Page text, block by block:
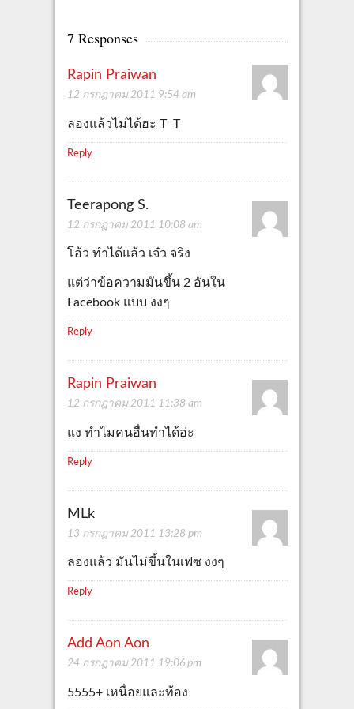
7 Responses
Rapin Praiwan
12 กรกฎาคม 2011 9:54 am
ลองแล้วไม่ได้ฮะ T T
Reply
Teerapong S.
12 กรกฎาคม 2011 10:08 am
โอ้ว ทำได้แล้ว เจ๋ว จริง
แต่ว่าข้อความมันขึ้น 2 อันใน
Facebook แบบ งงๆ
Reply
Rapin Praiwan
12 กรกฎาคม 2011 11:38 am
แง ทำไมคนอื่นทำได้อ่ะ
Reply
MLk
13 กรกฎาคม 2011 13:28 pm
ลองแล้ว มันไม่ขึ้นในเฟซ งงๆ
Reply
Add Aon Aon
24 กรกฎาคม 2011 19:06 pm
5555+ เหนื่อยและท้อง